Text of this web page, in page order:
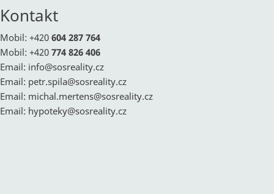
Kontakt
Mobil: +420 604 287 764
Mobil: +420 774 826 406
Email: info@sosreality.cz
Email: petr.spila@sosreality.cz
Email: michal.mertens@sosreality.cz
Email: hypoteky@sosreality.cz